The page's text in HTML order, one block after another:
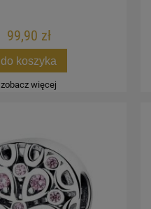
99,90 zł
do koszyka
zobacz więcej